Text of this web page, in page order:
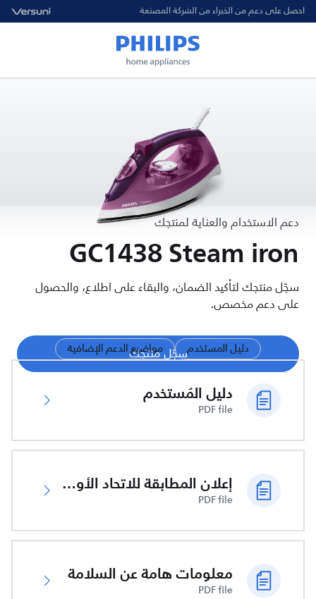
احصل على دعم من الخبراء من الشركة المصنعة
دعم الاستخدام والعناية لمنتجك
GC1438 Steam iron
سجّل منتجك لتأكيد الضمان، والبقاء على اطلاع، والحصول
على دعم مخصص.
سجّل منتجكدليل المستخدم مواضيع الدعم الإضافية
دليل المُستخدم
PDF file
إعلان المطابقة للاتحاد الأوروبي
PDF file
معلومات هامة عن السلامة
PDF file